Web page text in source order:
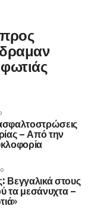
– Από την
Βεγγαλικά στους
τα μεσάνυχτα –